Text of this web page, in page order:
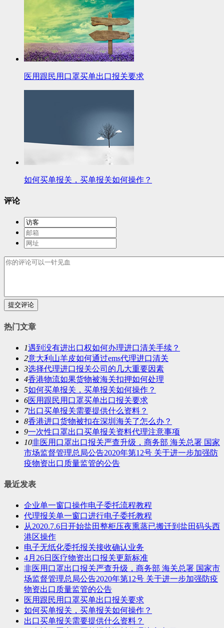
医用跟民用口罩买单出口报关要求
如何买单报关，买单报关如何操作？
评论
提交评论
热门文章
1遇到没有进出口权如何办理进口清关手续？
2意大利山羊皮如何通过ems代理进口清关
3选择代理进口报关公司的几大重要因素
4香港物流如果货物被海关扣押如何处理
5如何买单报关，买单报关如何操作？
6医用跟民用口罩买单出口报关要求
7出口买单报关需要提供什么资料？
8香港进口货物被扣在深圳海关了怎么办？
9一次性口罩出口买单报关资料代理注意事项
10非医用口罩出口报关严查升级，商务部 海关总署 国家
市场监督管理总局公告2020年第12号 关于进一步加强防
疫物资出口质量监管的公告
最近发表
企业单一窗口操作电子委托流程教程
代理报关单一窗口进行电子委托教程
从2020.7.6日开始盐田整柜压夜熏蒸已搬迁到盐田码头西
港区操作
电子无纸化委托报关接收确认业务
4月26日医疗物资出口报关更新标准
非医用口罩出口报关严查升级，商务部 海关总署 国家市
场监督管理总局公告2020年第12号 关于进一步加强防疫
物资出口质量监管的公告
医用跟民用口罩买单出口报关要求
如何买单报关，买单报关如何操作？
出口买单报关需要提供什么资料？